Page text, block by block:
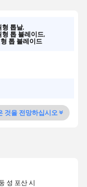
형 톱날,
형 톱 블레이드,
톱 블레이드
것을 전망하십시오
성 포산 시